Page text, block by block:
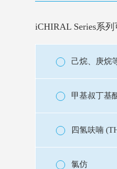
iCHIRAL Series系
己烷、庚烷
甲基叔丁基
四氢呋喃
氯仿